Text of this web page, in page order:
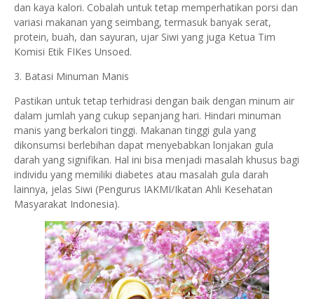
dan kaya kalori. Cobalah untuk tetap memperhatikan porsi dan
variasi makanan yang seimbang, termasuk banyak serat,
protein, buah, dan sayuran, ujar Siwi yang juga Ketua Tim
Komisi Etik FIKes Unsoed.
3. Batasi Minuman Manis
Pastikan untuk tetap terhidrasi dengan baik dengan minum air
dalam jumlah yang cukup sepanjang hari. Hindari minuman
manis yang berkalori tinggi. Makanan tinggi gula yang
dikonsumsi berlebihan dapat menyebabkan lonjakan gula
darah yang signifikan. Hal ini bisa menjadi masalah khusus bagi
individu yang memiliki diabetes atau masalah gula darah
lainnya, jelas Siwi (Pengurus IAKMI/Ikatan Ahli Kesehatan
Masyarakat Indonesia).